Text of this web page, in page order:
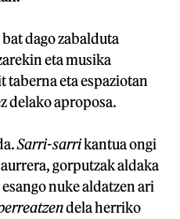
dago zabalduta
eta musika
eta espaziotan
delako aproposa.
Sarri-sarrikantua ongi
gorputzak aldaka
nuke aldatzen ari
dela herriko